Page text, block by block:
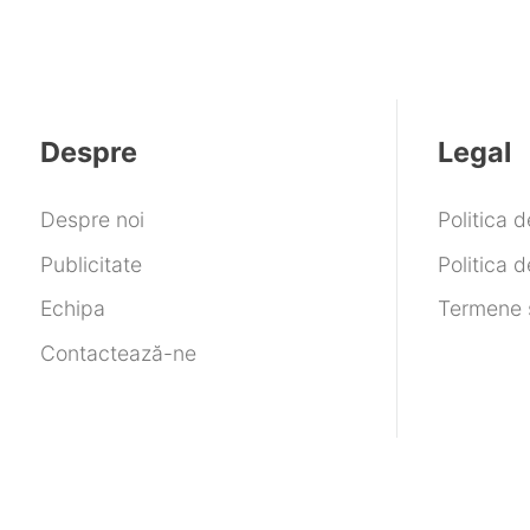
Despre
Despre noi
Publicitate
Echipa
Contactează-ne
Legal
Politica
Politica
Termene